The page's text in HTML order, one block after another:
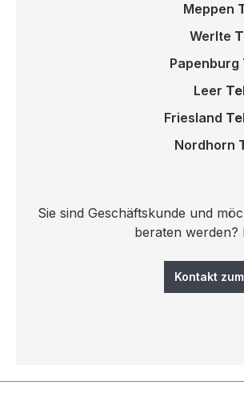
Meppen
Werlte
Papenburg
Leer
Friesland
Nordhorn
Sie sind Geschäftskunde und
beraten werden?
Kontakt